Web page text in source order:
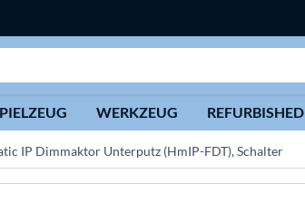
WERKZEUG REFURBISHED
IP Dimmaktor Unterputz (HmIP-FDT), Schalter